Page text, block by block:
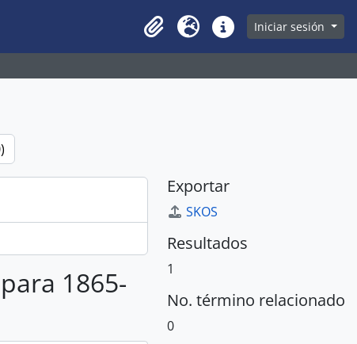
Clipboard
Idioma Enlaces rápidos
Iniciar sesión
1865-
Exportar
SKOS
Resultados
1
No. término relacionado
0